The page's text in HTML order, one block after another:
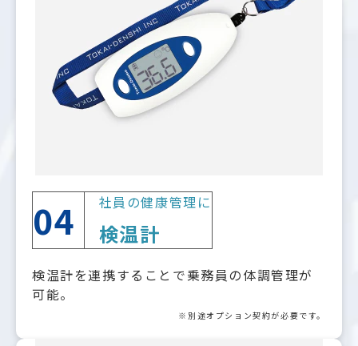
04 社員の健康管理に
検温計
検温計を連携することで乗務員の体調管理が
可能。
※別途オプション契約が必要です。